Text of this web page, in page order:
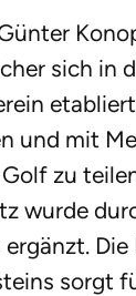
sich in
und mit
zu
wurde
sorgt